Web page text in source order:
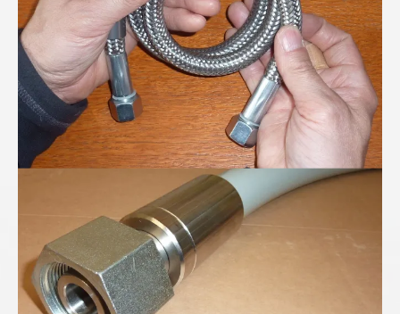
Höchsdruck-Schlauchleitung